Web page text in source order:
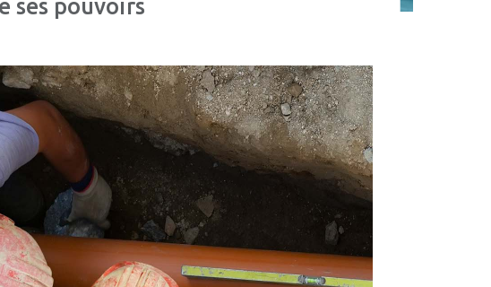
ses pouvoirs